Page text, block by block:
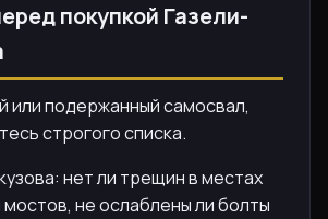
покупкой Газели-
или подержанный самосвал,
строгого списка.
нет ли трещин в местах
не ослаблены ли болты